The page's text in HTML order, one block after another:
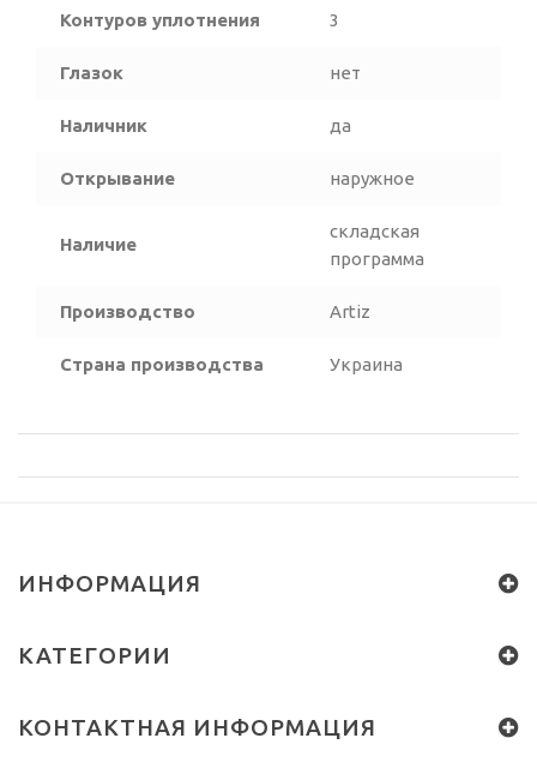
Контуров уплотнения 3
Глазок нет
Наличник да
Открывание наружное
Наличие
складская
программа
Производство Artiz
Страна производства Украина
ИНФОРМАЦИЯ
КАТЕГОРИИ
КОНТАКТНАЯ ИНФОРМАЦИЯ